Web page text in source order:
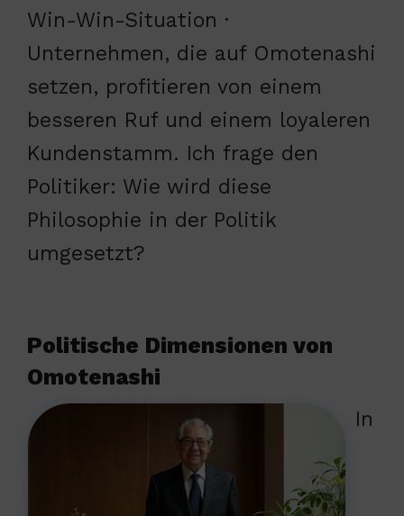
Win-Win-Situation ·
Unternehmen, die auf Omotenashi
setzen, profitieren von einem
besseren Ruf und einem loyaleren
Kundenstamm. Ich frage den
Politiker: Wie wird diese
Philosophie in der Politik
umgesetzt?
Politische Dimensionen von
Omotenashi
In